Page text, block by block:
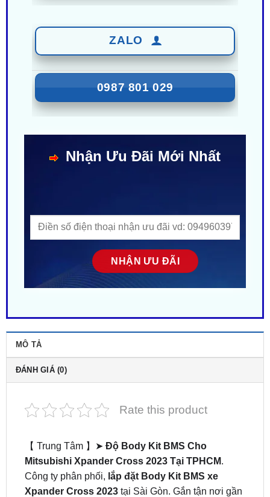
0987 801 029
ĐÁNH GIÁ (0)
【 Trung Tâm 】➤Độ Body Kit BMS Cho
Công ty phân phối,lắp đặt Body Kit BMS xe
Xpander Cross 2023tại Sài Gòn. Gắn tận nơi gần
đây ở tại HCM. Nhiều mẫu mã – Phong cách độc
lạ. Giá siêu HOT! ZKar Auto trung tâm chuyên cung